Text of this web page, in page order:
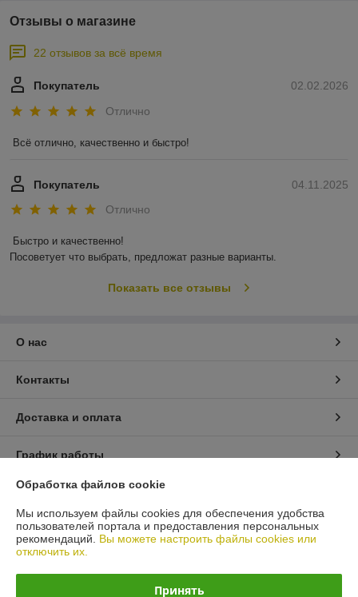
Отзывы о магазине
22 отзывов за всё время
02.02.2026
Покупатель
Отлично
Всё отлично, качественно и быстро!
04.11.2025
Покупатель
Отлично
Быстро и качественно!
Посоветует что выбрать, предложат разные варианты.
Показать все отзывы
О нас
Контакты
Доставка и оплата
График работы
Полная версия сайта
Политика обработки cookies
Обработка файлов cookie
Мы используем файлы cookies для обеспечения удобства
пользователей портала и предоставления персональных
рекомендаций. Вы можете настроить файлы cookies или
отключить их.
Принять